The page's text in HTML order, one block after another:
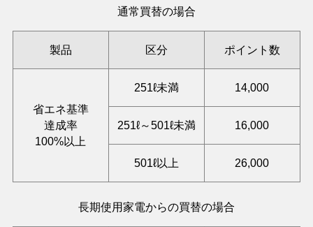
通常買替の場合
製品 区分 ポイント数
省エネ基準
達成率
100%以上
251ℓ未満 14,000
251ℓ～501ℓ未満 16,000
501ℓ以上 26,000
長期使用家電からの買替の場合